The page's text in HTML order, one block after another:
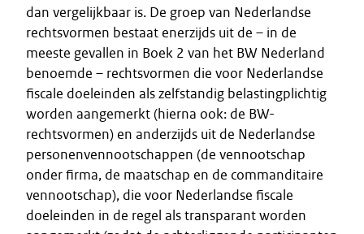
dan vergelijkbaar is. De groep van Nederlandse
rechtsvormen bestaat enerzijds uit de – in de
meeste gevallen in Boek 2 van het BW Nederland
benoemde – rechtsvormen die voor Nederlandse
fiscale doeleinden als zelfstandig belastingplichtig
worden aangemerkt (hierna ook: de BW-
rechtsvormen) en anderzijds uit de Nederlandse
personenvennootschappen (de vennootschap
onder firma, de maatschap en de commanditaire
vennootschap), die voor Nederlandse fiscale
doeleinden in de regel als transparant worden